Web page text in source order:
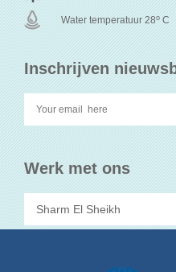
Inschrijven
Werk met ons
Water temperatuur 28o C